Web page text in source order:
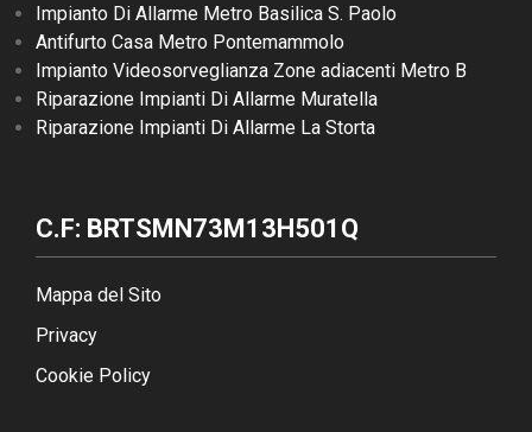
Impianto Di Allarme Metro Basilica S. Paolo
Antifurto Casa Metro Pontemammolo
Impianto Videosorveglianza Zone adiacenti Metro B
Riparazione Impianti Di Allarme Muratella
Riparazione Impianti Di Allarme La Storta
C.F: BRTSMN73M13H501Q
Mappa del Sito
Privacy
Cookie Policy